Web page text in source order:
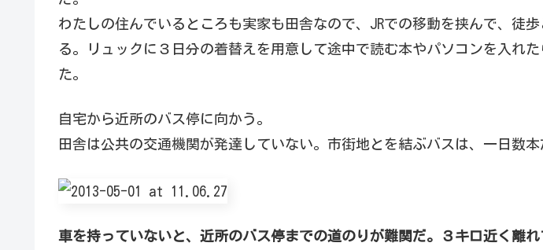
わたしの住んでいるところも実家も田舎なので、JRでの移動を挟んで、徒
る。リュックに３日分の着替えを用意して途中で読む本やパソコンを入れ
た。
自宅から近所のバス停に向かう。
田舎は公共の交通機関が発達していない。市街地とを結ぶバスは、一日数本
車を持っていないと、近所のバス停までの道のりが難関だ。３キロ近く離れ